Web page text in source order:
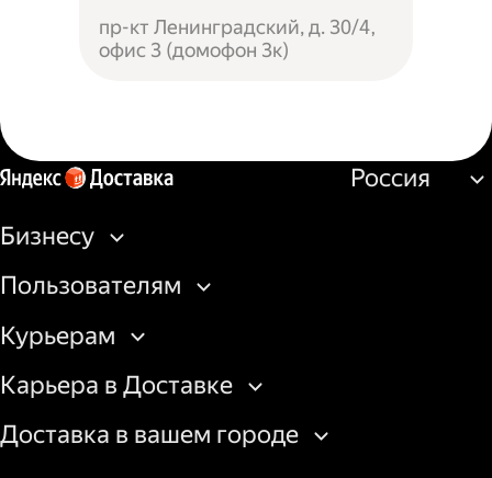
пр-кт Ленинградский, д. 30/4,
офис 3 (домофон 3к)
Россия
Бизнесу
Пользователям
Курьерам
Карьера в Доставке
Доставка в вашем городе